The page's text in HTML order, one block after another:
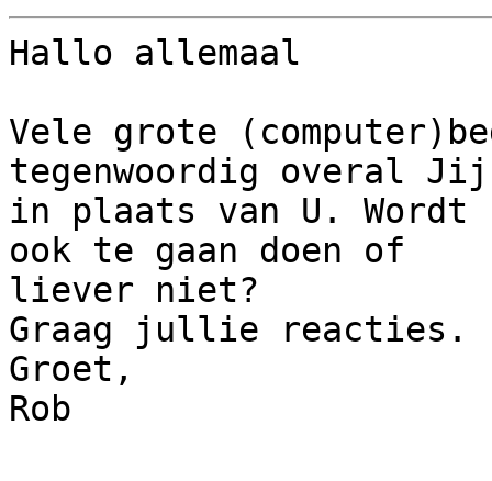
Hallo allemaal
Vele grote
tegenwoordig overal
in plaats van U.
ook te gaan doen of
liever niet?
Graag jullie reacties.
Groet,
Rob